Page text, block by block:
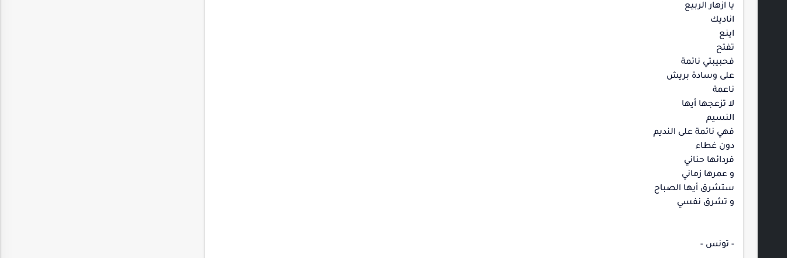
يا ازهار الربيع
اناديك
اينع
تفتح
فحبيبتي نائمة
على وسادة بريش
ناعمة
لا تزعجها أيها
النسيم
فهي نائمة على النديم
دون غطاء
فردائها حناني
و عمرها زماني
ستشرق أيها الصباح
و تشرق نفسي
- تونس -